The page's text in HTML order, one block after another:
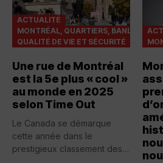
ACTUALITÉ
MONTRÉAL, QUARTIERS, BANLIEUES
QUALITÉ DE VIE ET SÉCURITÉ
Une rue de Montréal
est la 5e plus « cool »
au monde en 2025
selon Time Out
Le Canada se démarque
cette année dans le
prestigieux classement des